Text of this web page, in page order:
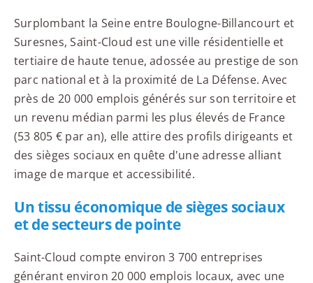
Surplombant la Seine entre Boulogne-Billancourt et
Suresnes, Saint-Cloud est une ville résidentielle et
tertiaire de haute tenue, adossée au prestige de son
parc national et à la proximité de La Défense. Avec
près de 20 000 emplois générés sur son territoire et
un revenu médian parmi les plus élevés de France
(53 805 € par an), elle attire des profils dirigeants et
des sièges sociaux en quête d'une adresse alliant
image de marque et accessibilité.
Un tissu économique de sièges sociaux
et de secteurs de pointe
Saint-Cloud compte environ 3 700 entreprises
générant environ 20 000 emplois locaux, avec une